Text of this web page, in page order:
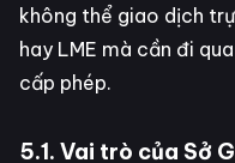
không thể giao dịch
hay LME mà cần đi
cấp phép.
5.1. Vai trò của Sở